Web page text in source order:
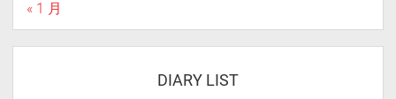
« 1 月
DIARY LIST